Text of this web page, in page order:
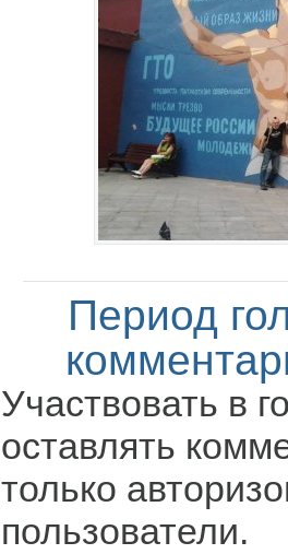
Период
Участвовать в
оставлять
только
пользователи.